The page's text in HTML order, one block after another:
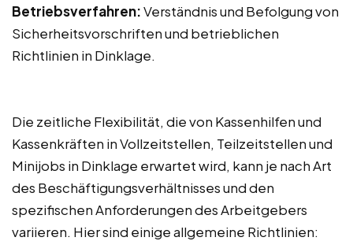
Betriebsverfahren:Verständnis und Befolgung von
Sicherheitsvorschriften und betrieblichen
Richtlinien in Dinklage.
Die zeitliche Flexibilität, die von Kassenhilfen und
Kassenkräften in Vollzeitstellen, Teilzeitstellen und
Minijobs in Dinklage erwartet wird, kann je nach Art
des Beschäftigungsverhältnisses und den
spezifischen Anforderungen des Arbeitgebers
variieren. Hier sind einige allgemeine Richtlinien: